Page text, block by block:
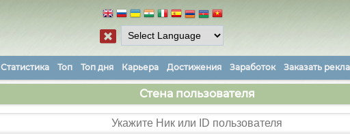
Статистика Топ Топ дня Карьера Достижения Заработок Заказать
Стена пользователя